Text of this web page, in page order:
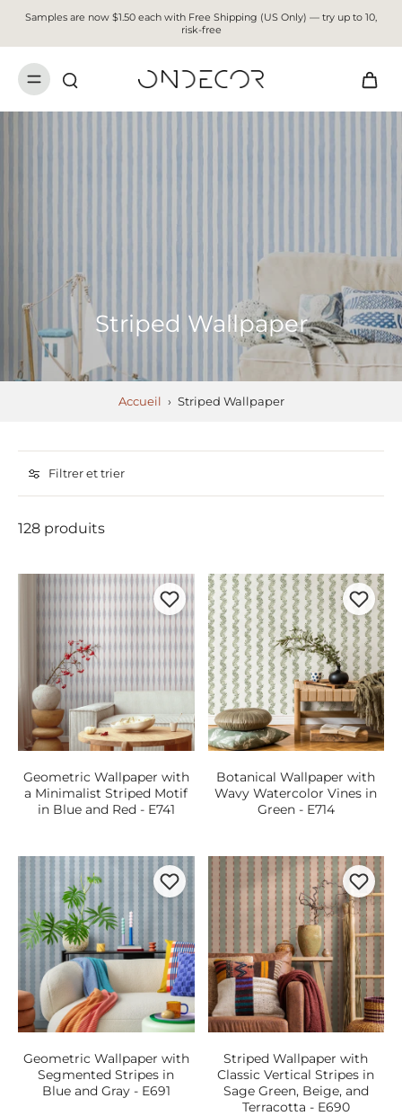
Samples are now $1.50 each with Free Shipping (US Only) — try up to 10,
risk-free
Striped Wallpaper
Accueil › Striped Wallpaper
Filtrer et trier
128 produits
Geometric Wallpaper with
a Minimalist Striped Motif
in Blue and Red - E741
Botanical Wallpaper with
Wavy Watercolor Vines in
Green - E714
Geometric Wallpaper with
Segmented Stripes in
Blue and Gray - E691
Striped Wallpaper with
Classic Vertical Stripes in
Sage Green, Beige, and
Terracotta - E690